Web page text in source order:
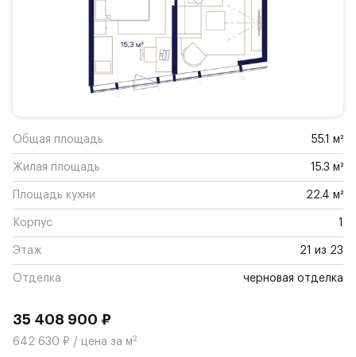
Общая площадь 55.1 м²
Жилая площадь 15.3 м²
Площадь кухни 22.4 м²
Корпус 1
Этаж 21 из 23
Отделка черновая отделка
35 408 900 ₽
642 630 ₽ / цена за м2